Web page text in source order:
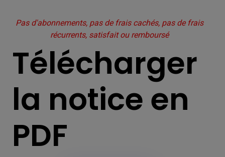
Pas d'abonnements, pas de frais cachés, pas de frais
récurrents, satisfait ou remboursé
Télécharger
la notice en
PDF